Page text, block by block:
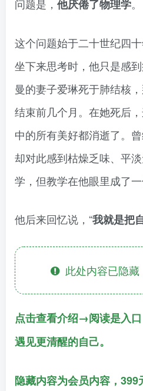
问题是， 他厌倦了物理学。
这个问题始于二十世纪四
坐下来思考时，他只是感
曼的妻子爱琳死于肺结核
结束前几个月。在她死后
中的所有美好都消逝了。
却对此感到枯燥乏味、平
学，但教学在他眼里成了一
他后来回忆说，“我就是把
此处内容已隐藏
点击查看介绍→阅读是入
遇见更清醒的自己。
隐藏内容为会员内容，